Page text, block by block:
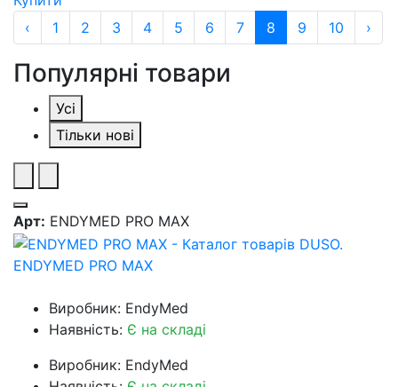
‹
1 2 3 4 5 6 7 8 9 10 ›
Популярні товари
Усі
Тільки нові
Арт: ENDYMED PRO MAX
ENDYMED PRO MAX
Виробник: EndyMed
Наявність: Є на складі
Виробник: EndyMed